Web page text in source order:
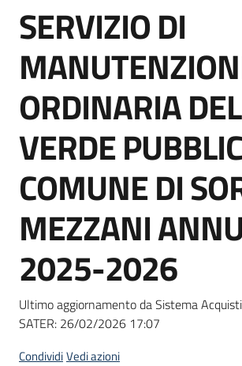
e
strumenti
acquisto
Supporto
Piattaforme
telematiche
English
site
Salta al contenuto
SERVIZIO DI
ORDINARIA DEL
VERDE
COMUNE DI
MEZZANI
2025-2026
Ultimo aggiornamento da Sistema
SATER: 26/02/2026 17:07
CondividiVedi azioni